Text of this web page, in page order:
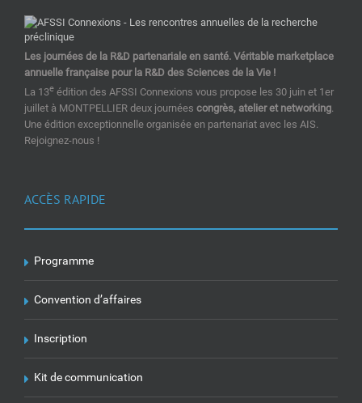
Les journées de la R&D partenariale en santé. Véritable marketplace
annuelle française pour la R&D des Sciences de la Vie !
La 13e édition des AFSSI Connexions vous propose les 30 juin et 1er
juillet à MONTPELLIER deux journées congrès, atelier et networking.
Une édition exceptionnelle organisée en partenariat avec les AIS.
Rejoignez-nous !
ACCÈS RAPIDE
Programme
Convention d’affaires
Inscription
Kit de communication